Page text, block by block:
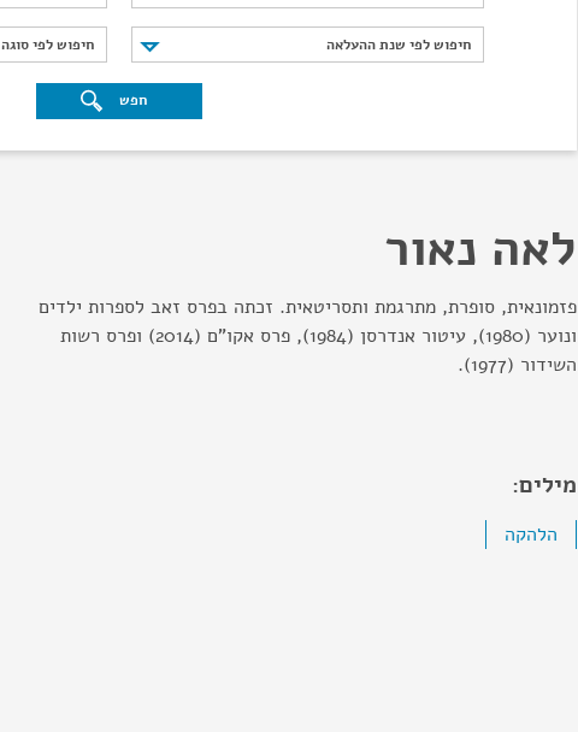
חיפוש לפי שנת ההעלאה
חיפוש לפי שנת ההעלאה חיפוש לפי סוגה
חיפוש לפי סוגה
חפש
לאה נאור
פזמונאית, סופרת, מתרגמת ותסריטאית. זכתה בפרס זאב לספרות ילדים
ונוער (1980), עיטור אנדרסן (1984), פרס אקו"ם (2014) ופרס רשות
השידור (1977).
מילים:
הלהקה